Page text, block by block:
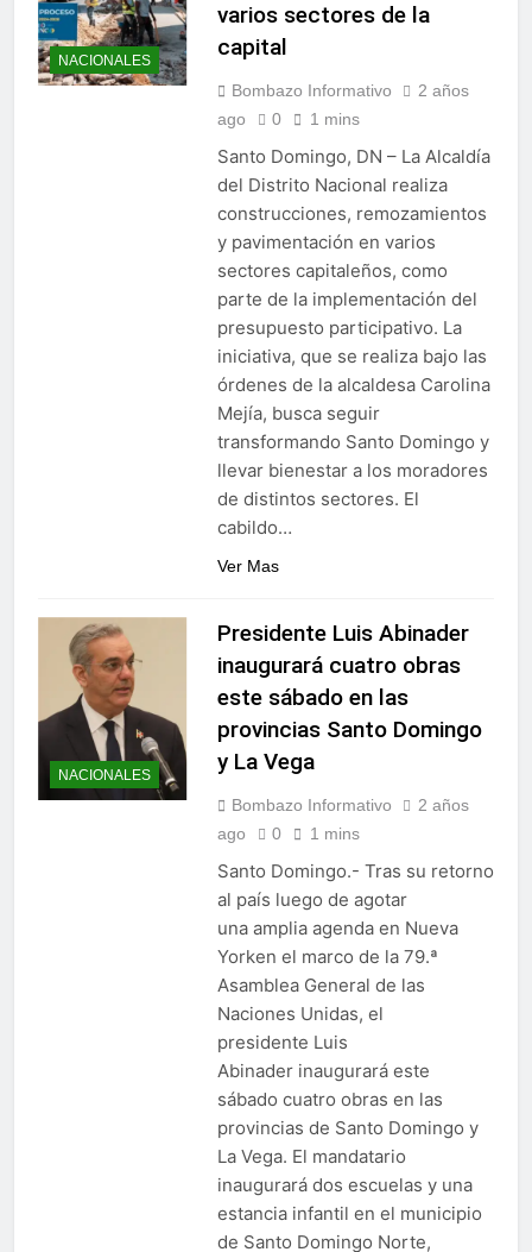
NACIONALES
varios sectores de la
capital
Bombazo Informativo
2 años
ago
0 1 mins
Santo Domingo, DN – La Alcaldía
del Distrito Nacional realiza
construcciones, remozamientos
y pavimentación en varios
sectores capitaleños, como
parte de la implementación del
presupuesto participativo. La
iniciativa, que se realiza bajo las
órdenes de la alcaldesa Carolina
Mejía, busca seguir
transformando Santo Domingo y
llevar bienestar a los moradores
de distintos sectores. El
cabildo…
Ver Mas
NACIONALES
Presidente Luis Abinader
inaugurará cuatro obras
este sábado en las
provincias Santo Domingo
y La Vega
Bombazo Informativo
2 años
ago
0 1 mins
Santo Domingo.- Tras su retorno
al país luego de agotar
una amplia agenda en Nueva
Yorken el marco de la 79.ª
Asamblea General de las
Naciones Unidas, el
presidente Luis
Abinader inaugurará este
sábado cuatro obras en las
provincias de Santo Domingo y
La Vega. El mandatario
inaugurará dos escuelas y una
estancia infantil en el municipio
de Santo Domingo Norte,